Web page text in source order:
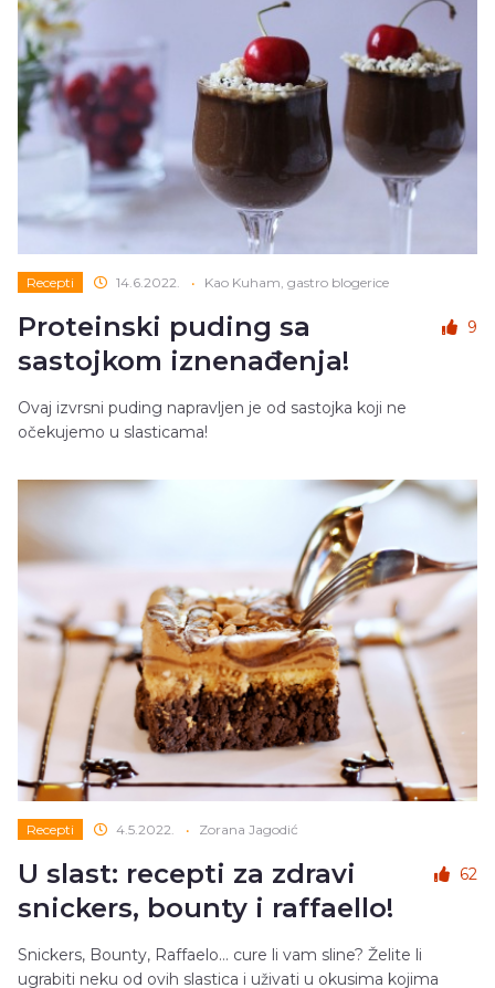
Recepti 14.6.2022. • Kao Kuham, gastro blogerice
Proteinski puding sa
sastojkom iznenađenja!
9
Ovaj izvrsni puding napravljen je od sastojka koji ne
očekujemo u slasticama!
Recepti 4.5.2022. • Zorana Jagodić
U slast: recepti za zdravi
snickers, bounty i raffaello!
62
Snickers, Bounty, Raffaelo… cure li vam sline? Želite li
ugrabiti neku od ovih slastica i uživati u okusima kojima